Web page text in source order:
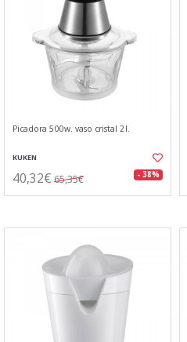
Picadora 500w. vaso cristal 2l.
KUKEN
40,32€ 65,35€ - 38%